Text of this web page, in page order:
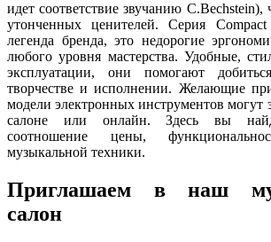
идет соответствие звучанию C.Bechstein),
утонченных ценителей. Серия
легенда бренда, это недорогие
любого уровня мастерства. Удобные,
эксплуатации, они помогают
творчестве и исполнении. Желающие
модели электронных инструментов могут
салоне или онлайн. Здесь вы
соотношение цены,
музыкальной техники.
Приглашаем в наш
салон